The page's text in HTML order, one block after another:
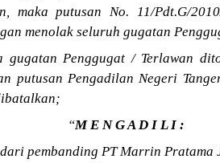
maka putusan No. 11/Pdt.G/
menolak seluruh gugatan
gugatan Penggugat / Terlawan
putusan Pengadilan Negeri
“M E N G A D I L I :
pembanding PT Marrin Pratama